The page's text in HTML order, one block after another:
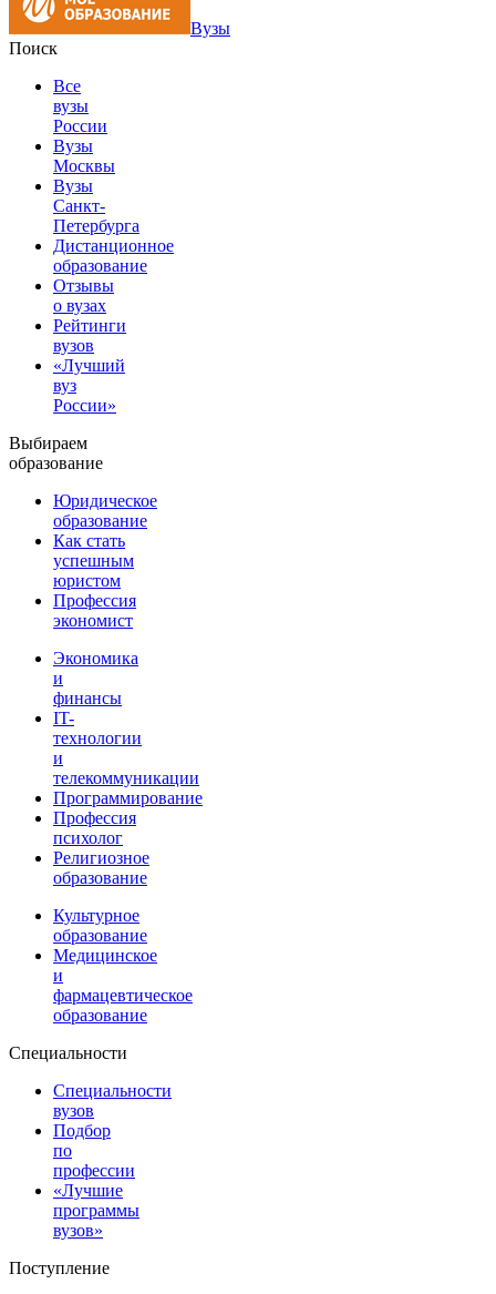
Вузы
Поиск
Все
вузы
России
Вузы
Москвы
Вузы
Санкт-
Петербурга
Дистанционное
образование
Отзывы
о вузах
Рейтинги
вузов
«Лучший
вуз
России»
Выбираем
образование
Юридическое
образование
Как стать
успешным
юристом
Профессия
экономист
Экономика
и
финансы
IT-
технологии
и
телекоммуникации
Программирование
Профессия
психолог
Религиозное
образование
Культурное
образование
Медицинское
и
фармацевтическое
образование
Специальности
Специальности
вузов
Подбор
по
профессии
«Лучшие
программы
вузов»
Поступление